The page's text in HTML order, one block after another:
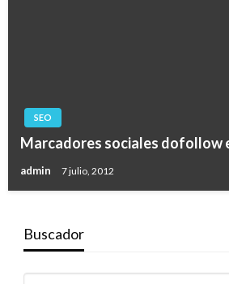
SEO
Marcadores sociales dofollow
admin 7 julio, 2012
Buscador